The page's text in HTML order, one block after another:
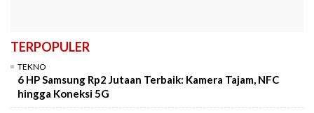
TERPOPULER
TEKNO
6 HP Samsung Rp2 Jutaan Terbaik: Kamera Tajam, NFC
hingga Koneksi 5G